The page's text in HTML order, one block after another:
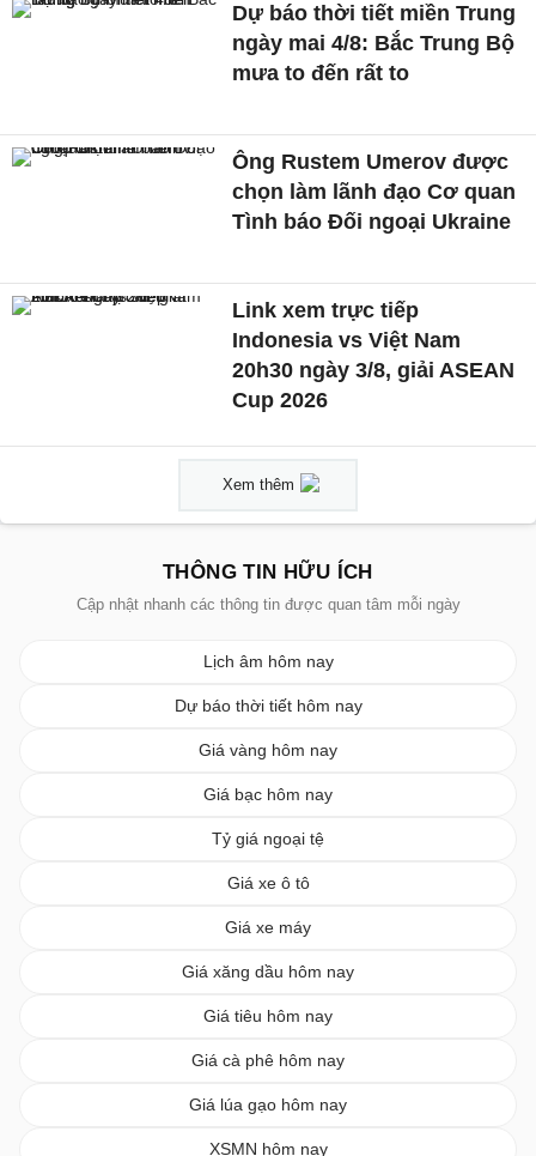
Dự báo thời tiết miền Trung
ngày mai 4/8: Bắc Trung Bộ
mưa to đến rất to
Ông Rustem Umerov được
chọn làm lãnh đạo Cơ quan
Tình báo Đối ngoại Ukraine
Link xem trực tiếp
Indonesia vs Việt Nam
20h30 ngày 3/8, giải ASEAN
Cup 2026
Xem thêm
THÔNG TIN HỮU ÍCH
Cập nhật nhanh các thông tin được quan tâm mỗi ngày
Lịch âm hôm nay
Dự báo thời tiết hôm nay
Giá vàng hôm nay
Giá bạc hôm nay
Tỷ giá ngoại tệ
Giá xe ô tô
Giá xe máy
Giá xăng dầu hôm nay
Giá tiêu hôm nay
Giá cà phê hôm nay
Giá lúa gạo hôm nay
XSMN hôm nay